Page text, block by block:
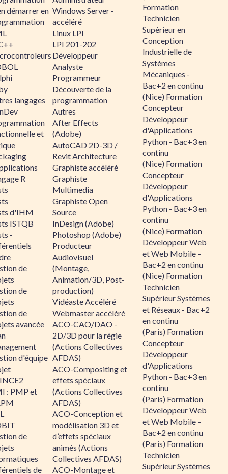
démarrer en
langages
et
R
d'IHM
ISTQB
-
de
de
de
avancée
d'équipe
: PMP et
de
de
Windows Server -
accéléré
Linux LPI
LPI 201-202
Développeur
Analyste
Programmeur
Découverte de la
programmation
Autres
After Effects
(Adobe)
AutoCAD 2D-3D /
Revit Architecture
Graphiste accéléré
Graphiste
Multimedia
Graphiste Open
Source
InDesign (Adobe)
Photoshop (Adobe)
Producteur
Audiovisuel
(Montage,
Animation/3D, Post-
production)
Vidéaste Accéléré
Webmaster accéléré
ACO-CAO/DAO -
2D/3D pour la régie
(Actions Collectives
AFDAS)
ACO-Compositing et
effets spéciaux
(Actions Collectives
AFDAS)
ACO-Conception et
modélisation 3D et
d’effets spéciaux
animés (Actions
Collectives AFDAS)
ACO-Montage et
Formation
Technicien
Supérieur en
Conception
Industrielle de
Systèmes
Mécaniques -
Bac+2 en continu
(Nice) Formation
Concepteur
Développeur
d'Applications
Python - Bac+3 en
continu
(Nice) Formation
Concepteur
Développeur
d'Applications
Python - Bac+3 en
continu
(Nice) Formation
Développeur Web
et Web Mobile –
Bac+2 en continu
(Nice) Formation
Technicien
Supérieur Systèmes
et Réseaux - Bac+2
en continu
(Paris) Formation
Concepteur
Développeur
d'Applications
Python - Bac+3 en
continu
(Paris) Formation
Développeur Web
et Web Mobile –
Bac+2 en continu
(Paris) Formation
Technicien
Supérieur Systèmes